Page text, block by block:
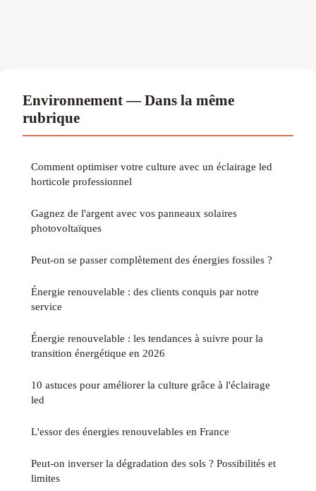
Environnement — Dans la même
rubrique
Comment optimiser votre culture avec un éclairage led
horticole professionnel
Gagnez de l'argent avec vos panneaux solaires
photovoltaïques
Peut-on se passer complètement des énergies fossiles ?
Énergie renouvelable : des clients conquis par notre
service
Énergie renouvelable : les tendances à suivre pour la
transition énergétique en 2026
10 astuces pour améliorer la culture grâce à l'éclairage
led
L'essor des énergies renouvelables en France
Peut-on inverser la dégradation des sols ? Possibilités et
limites